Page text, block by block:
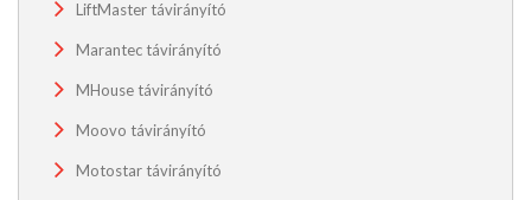
LiftMaster távirányító
Marantec távirányító
MHouse távirányító
Moovo távirányító
Motostar távirányító